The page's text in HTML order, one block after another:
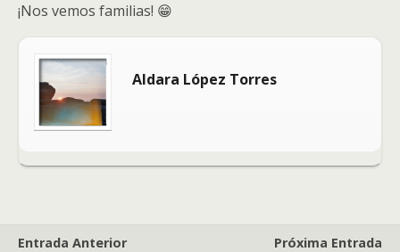
¡Nos vemos familias! 😁
Aldara López Torres
Entrada Anterior
Próxima Entrada